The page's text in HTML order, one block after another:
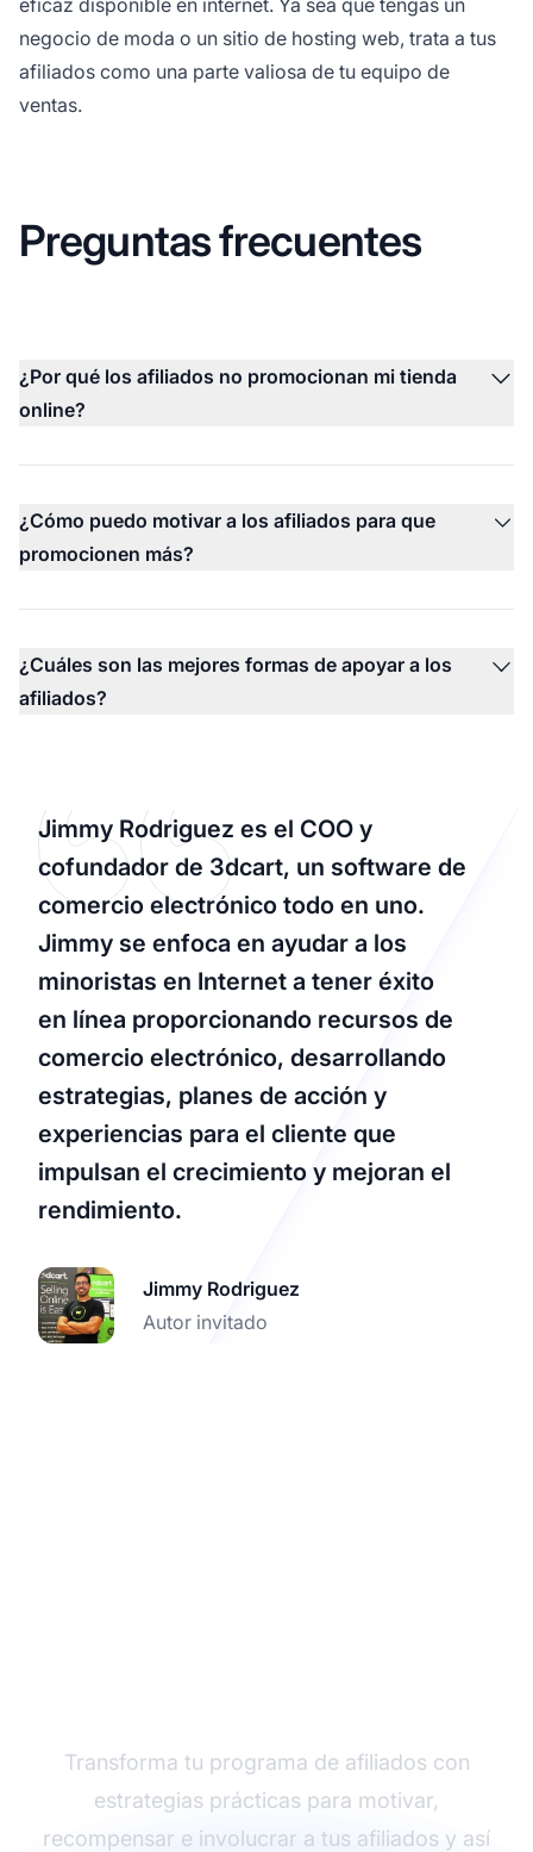
eficaz disponible en internet. Ya sea que tengas un
negocio de moda o un sitio de hosting web, trata a tus
afiliados como una parte valiosa de tu equipo de
ventas.
Preguntas frecuentes
¿Por qué los afiliados no promocionan mi tienda
online?
¿Cómo puedo motivar a los afiliados para que
promocionen más?
¿Cuáles son las mejores formas de apoyar a los
afiliados?
Jimmy Rodriguez es el COO y
cofundador de 3dcart, un software de
comercio electrónico todo en uno.
Jimmy se enfoca en ayudar a los
minoristas en Internet a tener éxito
en línea proporcionando recursos de
comercio electrónico, desarrollando
estrategias, planes de acción y
experiencias para el cliente que
impulsan el crecimiento y mejoran el
rendimiento.
Jimmy Rodriguez
Autor invitado
Transforma tu programa de afiliados con
estrategias prácticas para motivar,
recompensar e involucrar a tus afiliados y así